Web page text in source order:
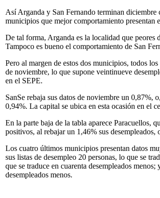
Así Arganda y San Fernando terminan diciembre
municipios que mejor comportamiento presentan
De tal forma, Arganda es la localidad que peores
Tampoco es bueno el comportamiento de San
Pero al margen de estos dos municipios, todos
de noviembre, lo que supone veintinueve
en el SEPE.
SanSe rebaja sus datos de noviembre un 0,87%,
0,94%. La capital se ubica en esta ocasión en el
En la parte baja de la tabla aparece Paracuellos,
positivos, al rebajar un 1,46% sus
Los cuatro últimos municipios presentan datos
sus listas de desempleo 20 personas, lo que se
que se traduce en cuarenta desempleados
desempleados menos.